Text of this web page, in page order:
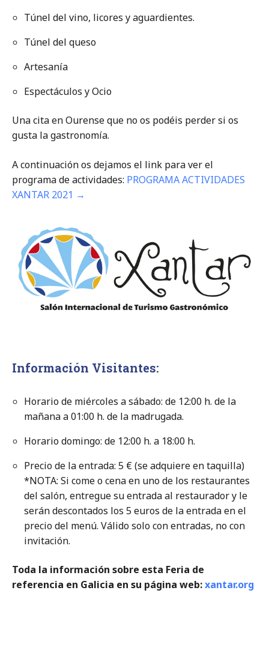
Túnel del vino, licores y aguardientes.
Túnel del queso
Artesanía
Espectáculos y Ocio
Una cita en Ourense que no os podéis perder si os
gusta la gastronomía.
A continuación os dejamos el link para ver el
programa de actividades: PROGRAMA ACTIVIDADES
XANTAR 2021 →
Información Visitantes:
Horario de miércoles a sábado: de 12:00 h. de la
mañana a 01:00 h. de la madrugada.
Horario domingo: de 12:00 h. a 18:00 h.
Precio de la entrada: 5 € (se adquiere en taquilla)
*NOTA: Si come o cena en uno de los restaurantes
del salón, entregue su entrada al restaurador y le
serán descontados los 5 euros de la entrada en el
precio del menú. Válido solo con entradas, no con
invitación.
Toda la información sobre esta Feria de
referencia en Galicia en su página web:xantar.org